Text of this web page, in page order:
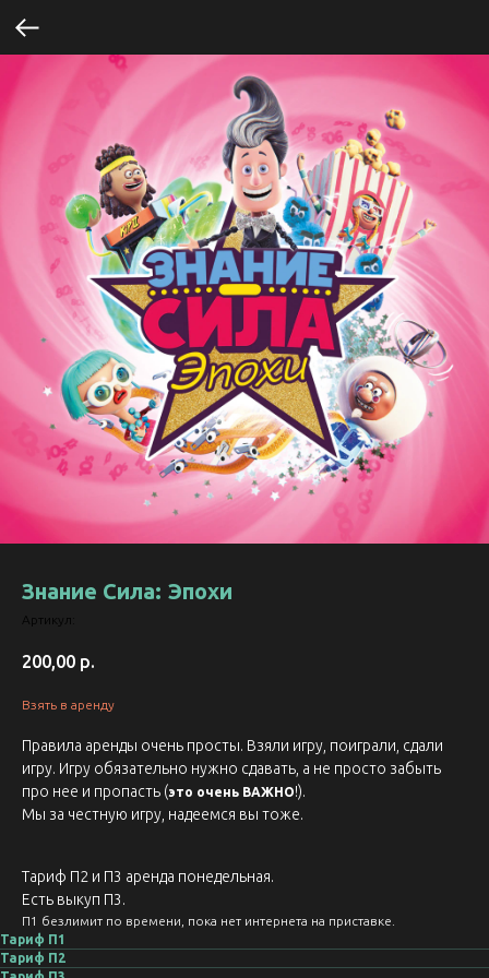
Знание Сила: Эпохи
Артикул:
200,00 р.
Взять в аренду
Правила аренды очень просты. Взяли игру, поиграли, сдали
игру. Игру обязательно нужно сдавать, а не просто забыть
про нее и пропасть (это очень ВАЖНО!).
Мы за честную игру, надеемся вы тоже.
Тариф П2 и П3 аренда понедельная.
Есть выкуп П3.
П1 безлимит по времени, пока нет интернета на приставке.
Тариф П1
Тариф П2